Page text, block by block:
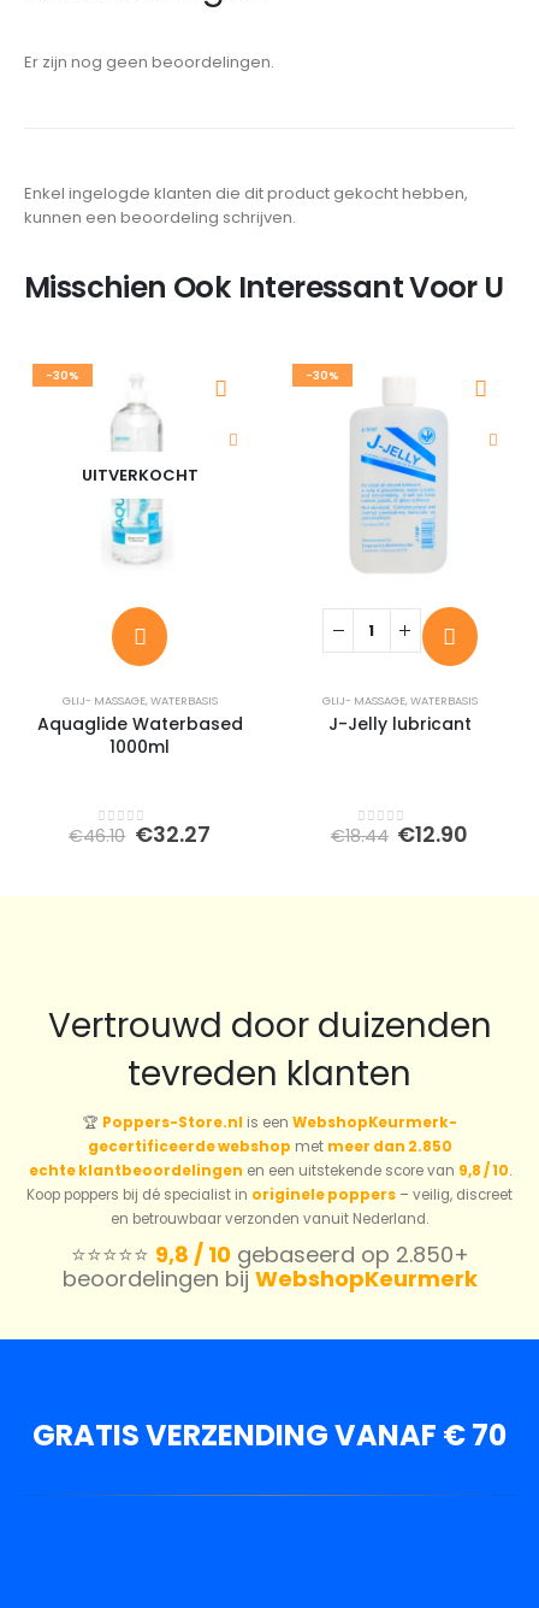
Er zijn nog geen beoordelingen.
Enkel ingelogde klanten die dit product gekocht hebben,
kunnen een beoordeling schrijven.
Misschien Ook Interessant Voor U
-30%
UITVERKOCHT
GLIJ- MASSAGE,WATERBASIS
Aquaglide Waterbased
1000ml
0out of 5
€46.10 Oorspronkelijke
€32.27Huidige
-30%
GLIJ- MASSAGE,WATERBASIS
J-Jelly lubricant
0out of 5
€18.44 €12.90
Vertrouwd door duizenden
tevreden klanten
🏆 Poppers-Store.nl is een WebshopKeurmerk-
gecertificeerde webshop met meer dan 2.850
echte klantbeoordelingen en een uitstekende score van 9,8 / 10.
Koop poppers bij dé specialist in originele poppers – veilig, discreet
en betrouwbaar verzonden vanuit Nederland.
⭐️⭐️⭐️⭐️⭐️ 9,8 / 10gebaseerd op 2.850+
beoordelingen bij WebshopKeurmerk
GRATIS VERZENDING VANAF € 70